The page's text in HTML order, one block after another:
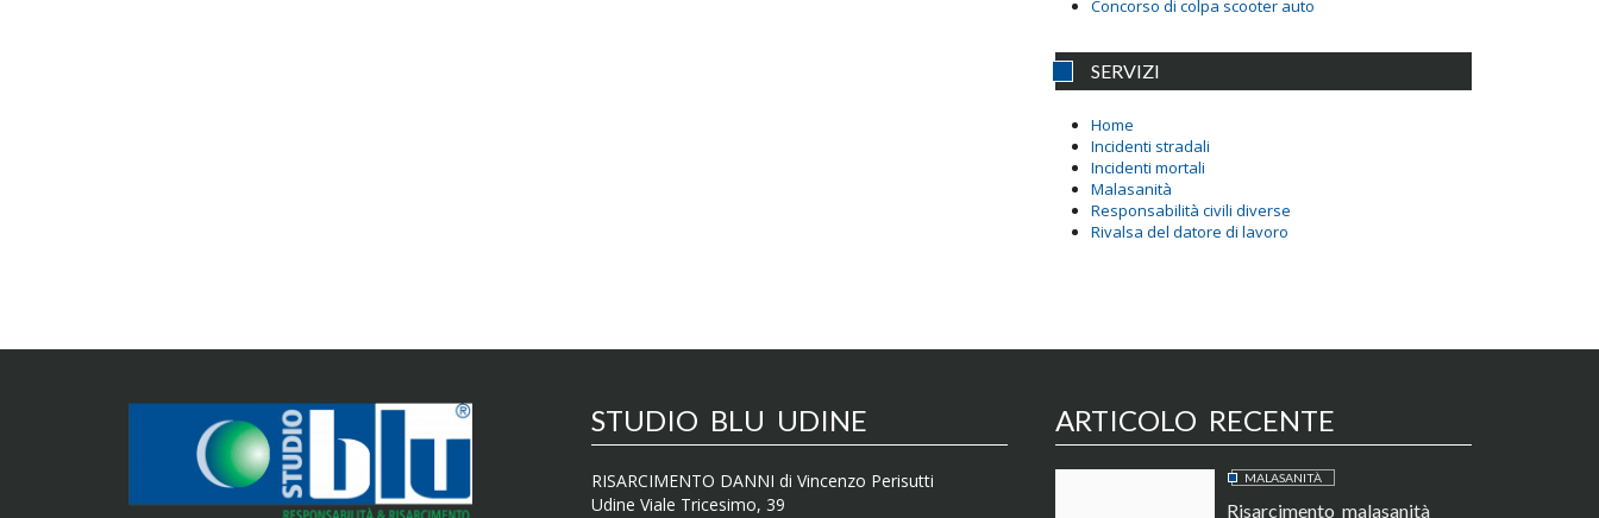
Concorso di colpa scooter auto
SERVIZI
Home
Incidenti stradali
Incidenti mortali
Malasanità
Responsabilità civili diverse
Rivalsa del datore di lavoro
STUDIO BLU UDINE
RISARCIMENTO DANNI di Vincenzo Perisutti
Udine Viale Tricesimo, 39
ARTICOLO RECENTE
MALASANITÀ
Risarcimento malasanità